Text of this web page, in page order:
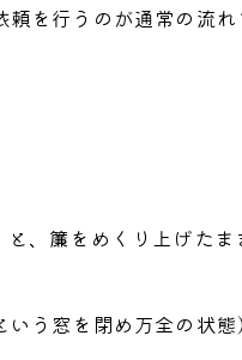
を行うのが通常の流れ
、簾をめくり上げたま
う窓を閉め万全の状態